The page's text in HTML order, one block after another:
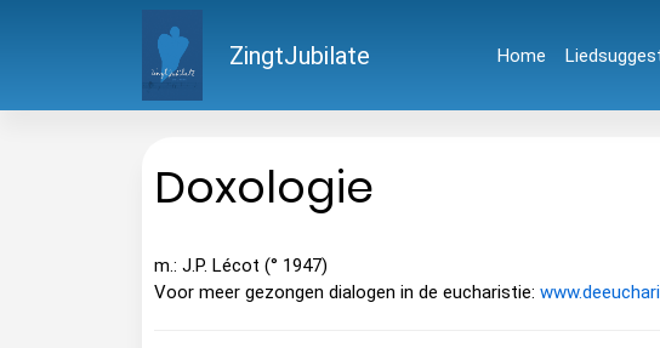
ZingtJubilate Home
Doxologie
m.: J.P. Lécot (° 1947)
Voor meer gezongen dialogen in de eucharistie: